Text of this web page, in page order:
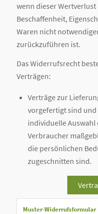
wenn dieser
Beschaffenheit,
Waren nicht
zurückzuführen ist.
Das Widerrufsrecht
Verträgen:
Verträge zur
vorgefertigt sind
individuelle
Verbraucher
die persönlichen
zugeschnitten sind.
Muster-Widerrufsformular